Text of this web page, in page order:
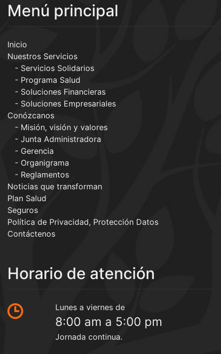
Menú principal
Inicio
Nuestros Servicios
Servicios Solidarios
Programa Salud
Soluciones Financieras
Soluciones Empresariales
Conózcanos
Misión, visión y valores
Junta Administradora
Gerencia
Organigrama
Reglamentos
Noticias que transforman
Plan Salud
Seguros
Política de Privacidad, Protección Datos
Contáctenos
Horario de atención
Lunes a viernes de
8:00 am a 5:00 pm
Jornada continua.